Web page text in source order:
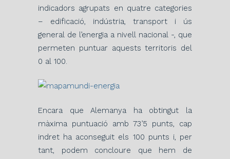
indicadors agrupats en quatre categories
– edificació, indústria, transport i ús
general de l’energia a nivell nacional -, que
permeten puntuar aquests territoris del
0 al 100.
Encara que Alemanya ha obtingut la
màxima puntuació amb 73’5 punts, cap
indret ha aconseguit els 100 punts i, per
tant, podem concloure que hem de